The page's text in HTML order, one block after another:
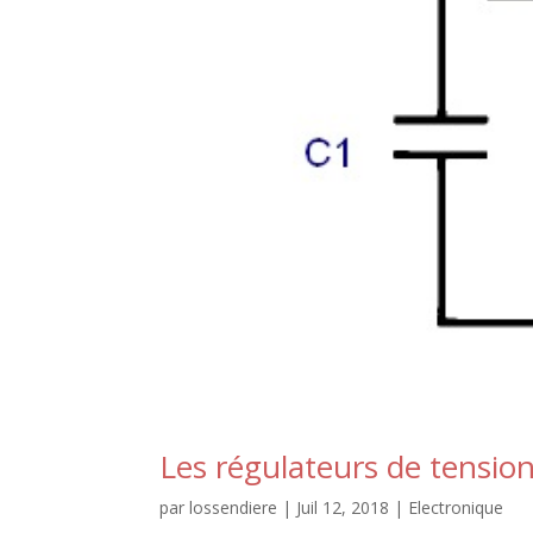
Les régulateurs de
parlossendiere | Juil 12, 2018 | Electronique